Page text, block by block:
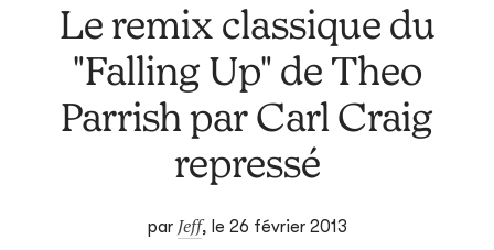
Le remix classique du
"Falling Up" de Theo
Parrish par Carl Craig
repressé
par Jeff, le 26 février 2013